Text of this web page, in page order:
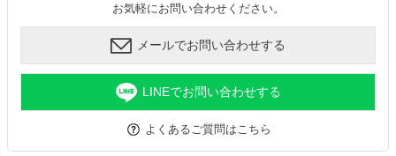
お気軽にお問い合わせください。
メールでお問い合わせする
LINEでお問い合わせする
よくあるご質問はこちら